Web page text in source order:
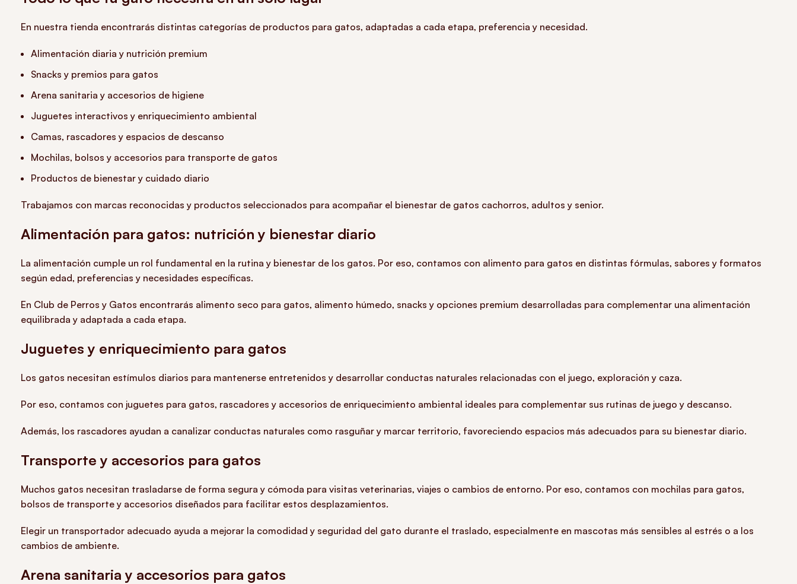
En nuestra tienda encontrarás distintas categorías de productos para gatos, adaptadas a cada etapa, preferencia y necesidad.
Alimentación diaria y nutrición premium
Snacks y premios para gatos
Arena sanitaria y accesorios de higiene
Juguetes interactivos y enriquecimiento ambiental
Camas, rascadores y espacios de descanso
Mochilas, bolsos y accesorios para transporte de gatos
Productos de bienestar y cuidado diario
Trabajamos con marcas reconocidas y productos seleccionados para acompañar el bienestar de gatos cachorros, adultos y senior.
Alimentación para gatos: nutrición y bienestar diario
La alimentación cumple un rol fundamental en la rutina y bienestar de los gatos. Por eso, contamos con alimento para gatos en distintas fórmulas, sabores y formatos
según edad, preferencias y necesidades específicas.
En Club de Perros y Gatos encontrarás alimento seco para gatos, alimento húmedo, snacks y opciones premium desarrolladas para complementar una alimentación
equilibrada y adaptada a cada etapa.
Juguetes y enriquecimiento para gatos
Los gatos necesitan estímulos diarios para mantenerse entretenidos y desarrollar conductas naturales relacionadas con el juego, exploración y caza.
Por eso, contamos con juguetes para gatos, rascadores y accesorios de enriquecimiento ambiental ideales para complementar sus rutinas de juego y descanso.
Además, los rascadores ayudan a canalizar conductas naturales como rasguñar y marcar territorio, favoreciendo espacios más adecuados para su bienestar diario.
Transporte y accesorios para gatos
Muchos gatos necesitan trasladarse de forma segura y cómoda para visitas veterinarias, viajes o cambios de entorno. Por eso, contamos con mochilas para gatos,
bolsos de transporte y accesorios diseñados para facilitar estos desplazamientos.
Elegir un transportador adecuado ayuda a mejorar la comodidad y seguridad del gato durante el traslado, especialmente en mascotas más sensibles al estrés o a los
cambios de ambiente.
Arena sanitaria y accesorios para gatos